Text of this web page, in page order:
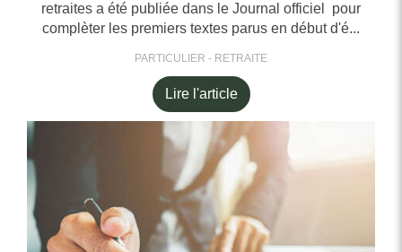
retraites a été publiée dans le Journal officiel pour
complèter les premiers textes parus en début d'é...
PARTICULIER - RETRAITE
Lire l'article